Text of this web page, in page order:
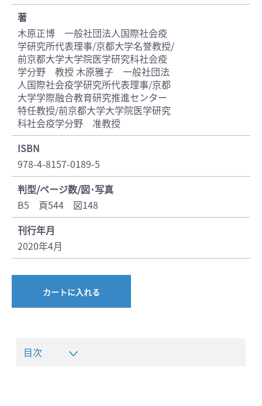
著
木原正博 一般社団法人国際社会疫
学研究所代表理事/京都大学名誉教授/
前京都大学大学院医学研究科社会疫
学分野 教授 木原雅子 一般社団法
人国際社会疫学研究所代表理事/京都
大学学際融合教育研究推進センター
特任教授/前京都大学大学院医学研究
科社会疫学分野 准教授
ISBN
978-4-8157-0189-5
判型/ページ数/図･写真
B5 頁544 図148
刊行年月
2020年4月
カートに入れる
目次